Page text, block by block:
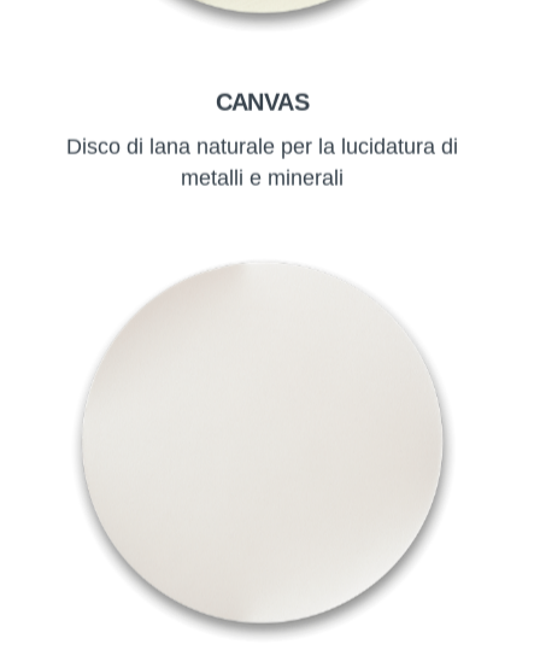
CANVAS
Disco di lana naturale per la lucidatura di
metalli e minerali